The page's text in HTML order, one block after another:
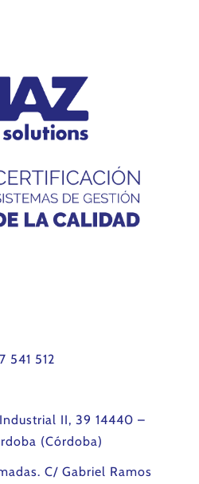
541 512
II, 39 14440 –
(Córdoba)
C/ Gabriel Ramos